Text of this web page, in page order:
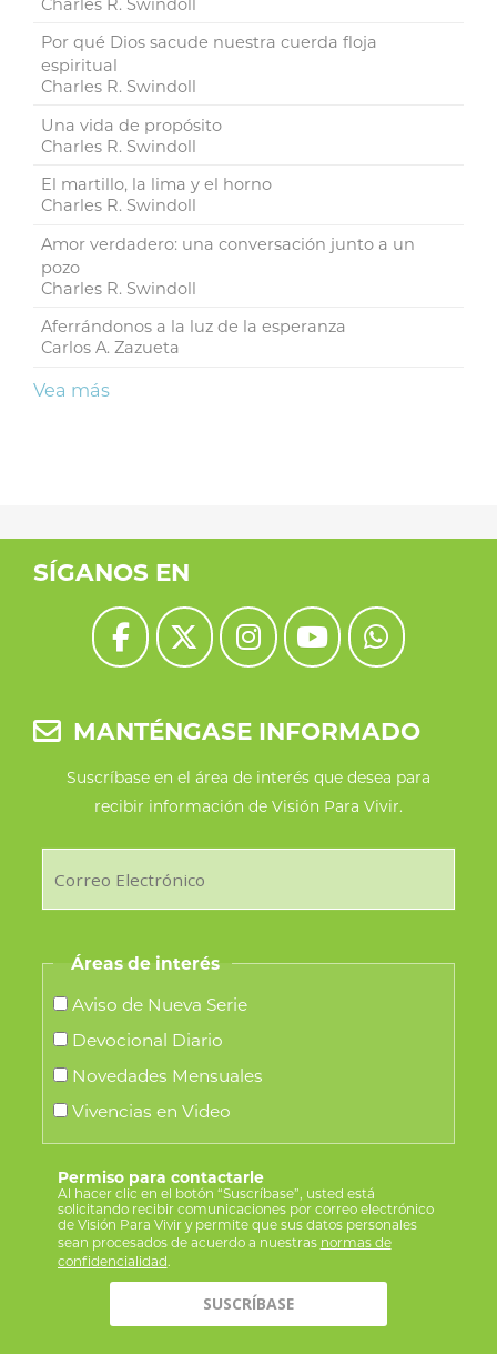
Charles R. Swindoll
Por qué Dios sacude nuestra cuerda floja
espiritual
Charles R. Swindoll
Una vida de propósito
Charles R. Swindoll
El martillo, la lima y el horno
Charles R. Swindoll
Amor verdadero: una conversación junto a un
pozo
Charles R. Swindoll
Aferrándonos a la luz de la esperanza
Carlos A. Zazueta
Vea más
SÍGANOS EN
MANTÉNGASE INFORMADO
Suscríbase en el área de interés que desea para
recibir información de Visión Para Vivir.
Áreas de interés
Aviso de Nueva Serie
Devocional Diario
Novedades Mensuales
Vivencias en Video
Permiso para contactarle
Al hacer clic en el botón “Suscríbase”, usted está
solicitando recibir comunicaciones por correo electrónico
de Visión Para Vivir y permite que sus datos personales
sean procesados de acuerdo a nuestras normas de
confidencialidad.